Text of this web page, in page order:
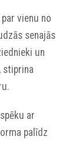
vienu no
senajās
un
stiprina
ar
palīdz